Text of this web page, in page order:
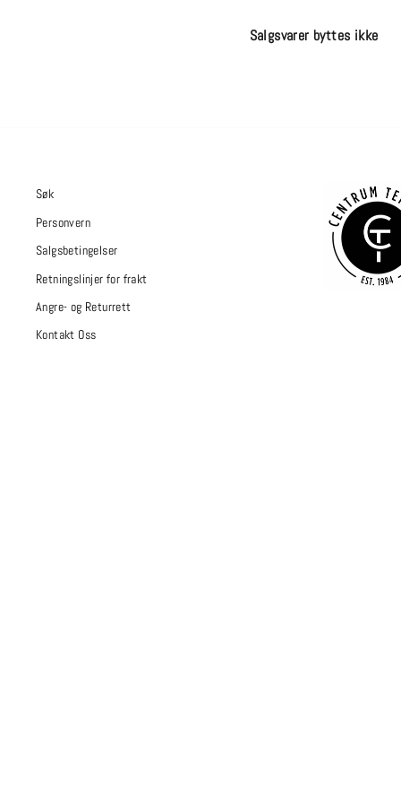
Salgsvarer byttes ikke
Søk
Personvern
Salgsbetingelser
Retningslinjer for frakt
Angre- og Returrett
Kontakt Oss